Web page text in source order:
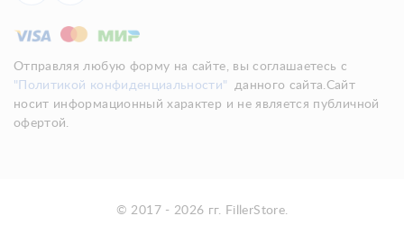
Отправляя любую форму на сайте, вы соглашаетесь с
"Политикой конфиденциальности"
данного сайта.Сайт
носит информационный характер и не является публичной
офертой.
© 2017 - 2026 гг. FillerStore.